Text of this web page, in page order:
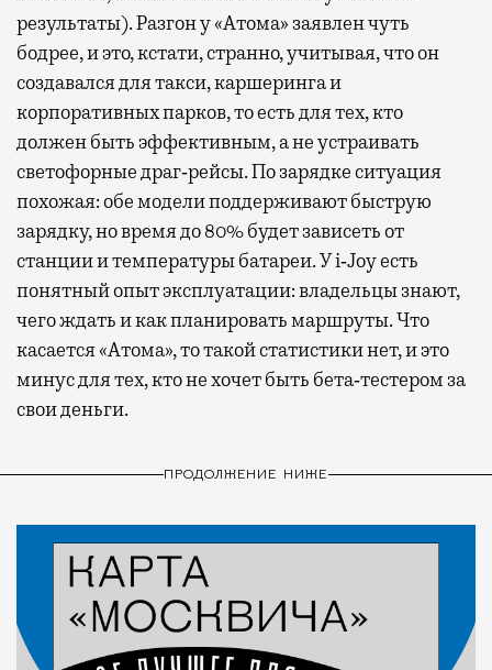
результаты). Разгон у «Атома» заявлен чуть
бодрее, и это, кстати, странно, учитывая, что он
создавался для такси, каршеринга и
корпоративных парков, то есть для тех, кто
должен быть эффективным, а не устраивать
светофорные драг‑рейсы. По зарядке ситуация
похожая: обе модели поддерживают быструю
зарядку, но время до 80% будет зависеть от
станции и температуры батареи. У i‑Joy есть
понятный опыт эксплуатации: владельцы знают,
чего ждать и как планировать маршруты. Что
касается «Атома», то такой статистики нет, и это
минус для тех, кто не хочет быть бета‑тестером за
свои деньги.
ПРОДОЛЖЕНИЕ НИЖЕ